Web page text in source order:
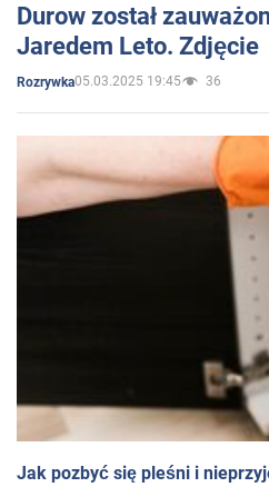
Durow został
Jaredem Leto. Zdjęcie
Rozrywka05.03.2025 19:45 36
Jak pozbyć się pleśni i